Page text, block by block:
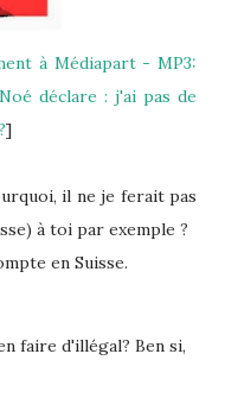
à Médiapart - MP3:
déclare : j'ai pas de
]
il ne je ferait pas
à toi par exemple ?
en Suisse.
faire d'illégal? Ben si,